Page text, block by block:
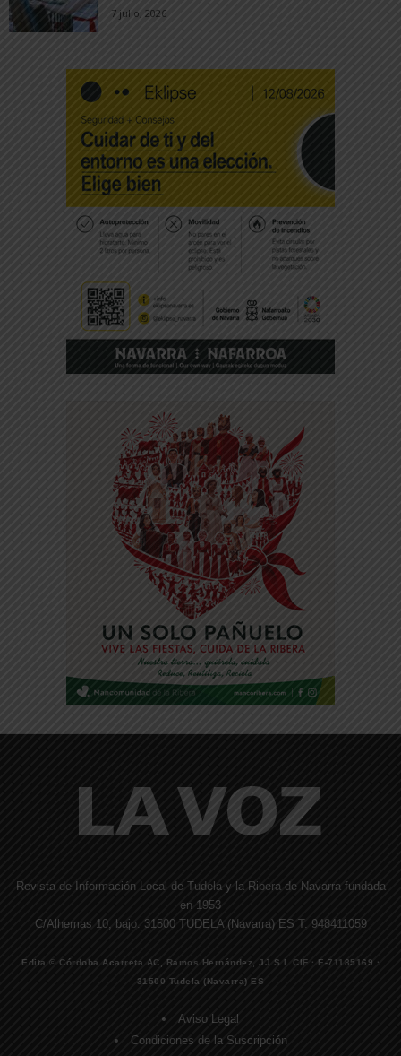
7 julio, 2026
Revista de Información Local de Tudela y la Ribera de Navarra fundada
en 1953
C/Alhemas 10, bajo. 31500 TUDELA (Navarra) ES T. 948411059
Edita © Córdoba Acarreta AC, Ramos Hernández, JJ S.I. CIF · E-71185169 ·
31500 Tudela (Navarra) ES
Aviso Legal
Condiciones de la Suscripción